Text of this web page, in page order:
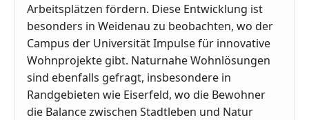
Arbeitsplätzen fördern. Diese Entwicklung ist
besonders in Weidenau zu beobachten, wo der
Campus der Universität Impulse für innovative
Wohnprojekte gibt. Naturnahe Wohnlösungen
sind ebenfalls gefragt, insbesondere in
Randgebieten wie Eiserfeld, wo die Bewohner
die Balance zwischen Stadtleben und Natur